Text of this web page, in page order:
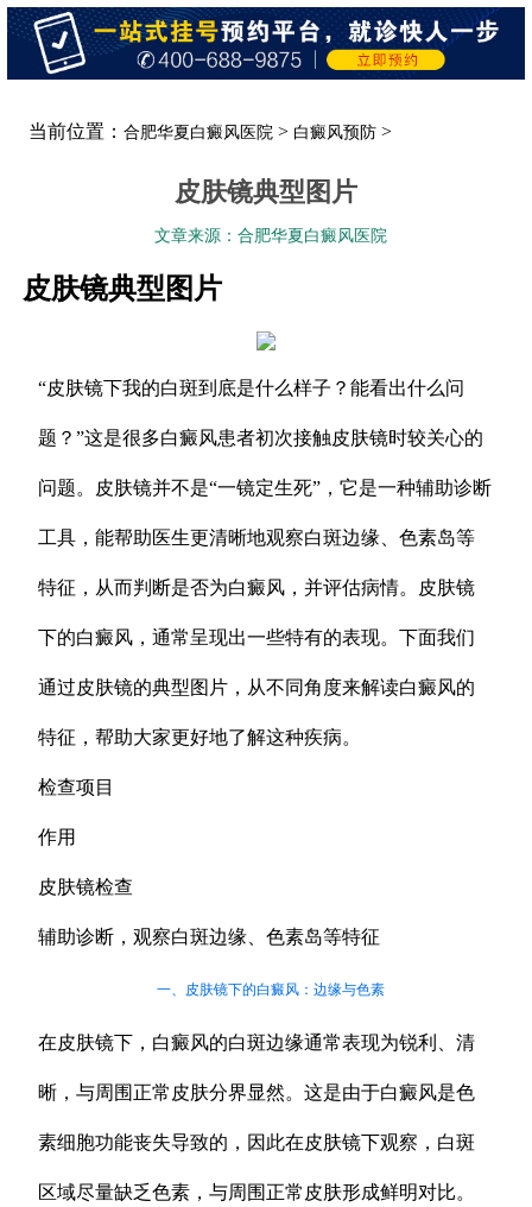
当前位置：合肥华夏白癜风医院 > 白癜风预防 >
皮肤镜典型图片
文章来源：合肥华夏白癜风医院
皮肤镜典型图片
“皮肤镜下我的白斑到底是什么样子？能看出什么问
题？”这是很多白癜风患者初次接触皮肤镜时较关心的
问题。皮肤镜并不是“一镜定生死”，它是一种辅助诊断
工具，能帮助医生更清晰地观察白斑边缘、色素岛等
特征，从而判断是否为白癜风，并评估病情。皮肤镜
下的白癜风，通常呈现出一些特有的表现。下面我们
通过皮肤镜的典型图片，从不同角度来解读白癜风的
特征，帮助大家更好地了解这种疾病。
检查项目
作用
皮肤镜检查
辅助诊断，观察白斑边缘、色素岛等特征
一、皮肤镜下的白癜风：边缘与色素
在皮肤镜下，白癜风的白斑边缘通常表现为锐利、清
晰，与周围正常皮肤分界显然。这是由于白癜风是色
素细胞功能丧失导致的，因此在皮肤镜下观察，白斑
区域尽量缺乏色素，与周围正常皮肤形成鲜明对比。